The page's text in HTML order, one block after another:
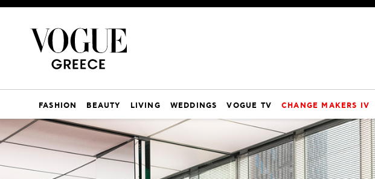
FASHION BEAUTY LIVING WEDDINGS VOGUE TV CHANGE MAKERS IV